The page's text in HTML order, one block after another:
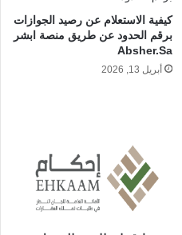
كيفية الاستعلام عن رصيد الجوازات
برقم الحدود عن طريق منصة ابشر
Absher.Sa
أبريل 13, 2026